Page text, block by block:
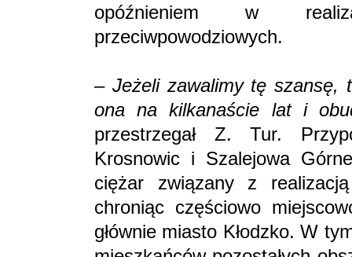
opóźnieniem w
przeciwpowodziowych.
– Jeżeli zawalimy tę szansę,
ona na kilkanaście lat i
przestrzegał Z. Tur.
Krosnowic i Szalejowa
ciężar związany z
chroniąc częściowo
głównie miasto Kłodzko. W